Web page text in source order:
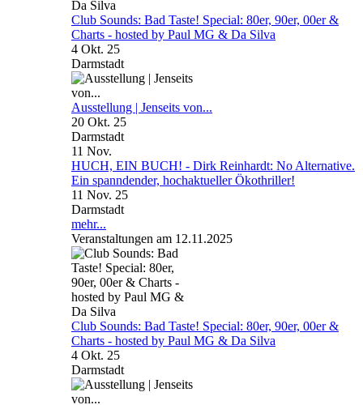
Club Sounds: Bad Taste! Special: 80er, 90er, 00er &
Charts - hosted by Paul MG & Da Silva
4 Okt. 25
Darmstadt
Ausstellung | Jenseits von...
20 Okt. 25
Darmstadt
11 Nov.
HUCH, EIN BUCH! - Dirk Reinhardt: No Alternative.
Ein spanndender, hochaktueller Ökothriller!
11 Nov. 25
Darmstadt
mehr...
Veranstaltungen am 12.11.2025
Club Sounds: Bad Taste! Special: 80er, 90er, 00er &
Charts - hosted by Paul MG & Da Silva
4 Okt. 25
Darmstadt